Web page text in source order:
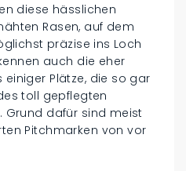
diese hässlichen
Rasen, auf dem
präzise ins Loch
auch die eher
Plätze, die so gar
toll gepflegten
Grund dafür sind meist
Pitchmarken von vor